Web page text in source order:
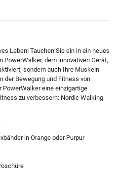
Leben! Tauchen Sie ein in ein neues
dem innovativen Gerät,
sondern auch Ihre Muskeln
der Bewegung und Fitness von
PowerWalker eine einzigartige
zu verbessern: Nordic Walking
in Orange oder Purpur